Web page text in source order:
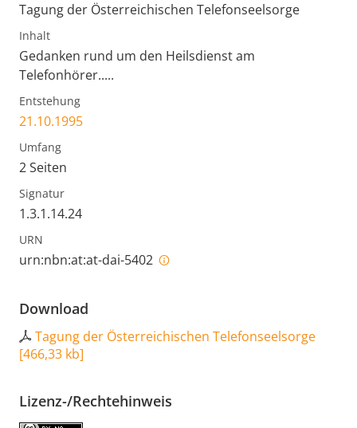
Tagung der Österreichischen Telefonseelsorge
Inhalt
Gedanken rund um den Heilsdienst am
Telefonhörer.....
Entstehung
21.10.1995
Umfang
2 Seiten
Signatur
1.3.1.14.24
URN
urn:nbn:at:at-dai-5402
Download
Tagung der Österreichischen Telefonseelsorge
[466,33 kb]
Lizenz-/Rechtehinweis